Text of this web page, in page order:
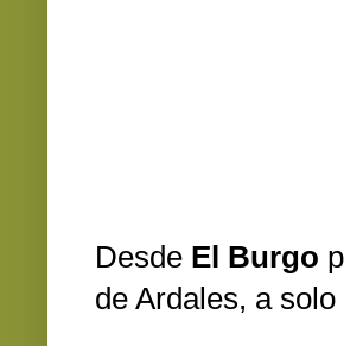
Desde El Burgo
de Ardales, a solo